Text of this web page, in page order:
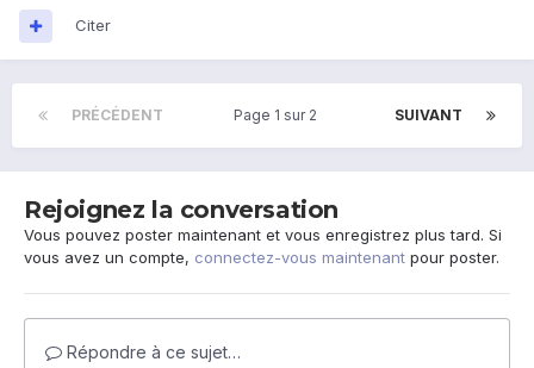
Citer
PRÉCÉDENT SUIVANT
Page 1 sur 2
Rejoignez la conversation
Vous pouvez poster maintenant et vous enregistrez plus tard. Si
vous avez un compte, connectez-vous maintenant pour poster.
Répondre à ce sujet…